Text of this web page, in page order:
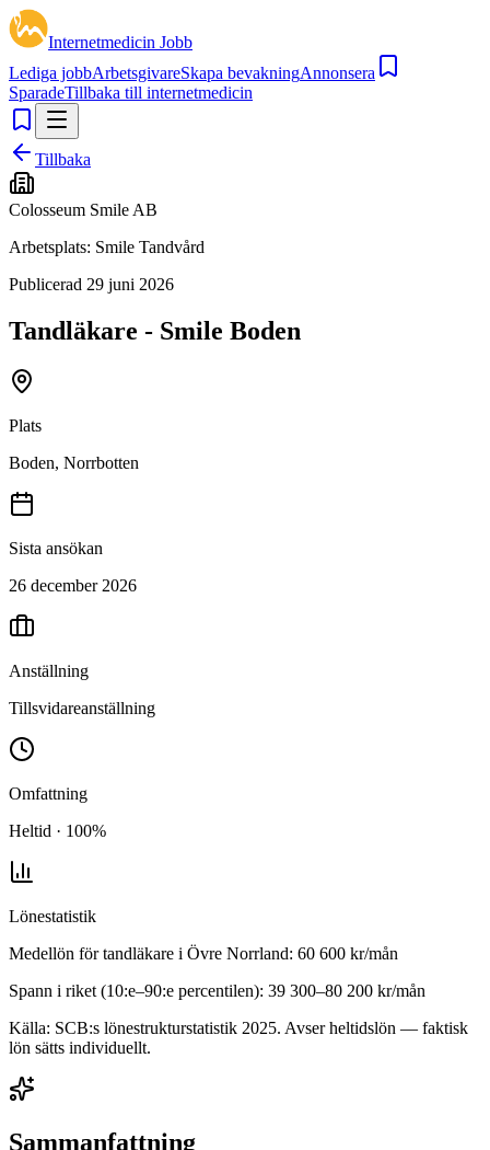
Internetmedicin Jobb
Lediga jobbArbetsgivareSkapa bevakningAnnonsera
SparadeTillbaka till internetmedicin
Tillbaka
Colosseum Smile AB
Arbetsplats: Smile Tandvård
Publicerad 29 juni 2026
Tandläkare - Smile Boden
Plats
Boden, Norrbotten
Sista ansökan
26 december 2026
Anställning
Tillsvidareanställning
Omfattning
Heltid · 100%
Lönestatistik
Medellön förtandläkare i Övre Norrland: 60 600 kr/mån
Spann i riket (10:e–90:e percentilen): 39 300–80 200 kr/mån
Källa: SCB:s lönestrukturstatistik 2025. Avser heltidslön — faktisk
lön sätts individuellt.
Sammanfattning